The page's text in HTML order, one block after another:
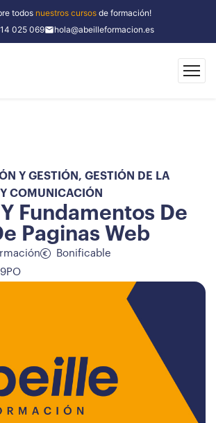
todos nuestros cursosde formación!
025 069
hola@abeilleformacion.es
Y GESTIÓN , GESTIÓN DE LA
COMUNICACIÓN
Fundamentos De
Paginas Web
Bonificable